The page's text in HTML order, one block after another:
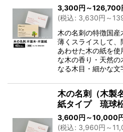
3,300円 ～126,700
(税込: 3,630円 ～
木の名刺の特徴国
薄くスライスして、
あわせた木の紙を
な木の香り・天然
なる木目・細かな
木の名刺（木製
紙タイプ 琉球
3,600円 ～10,000
(税込: 3,960円 ～